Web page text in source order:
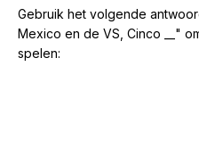
Gebruik het volgende
Mexico en de VS, Cinco __"
spelen: